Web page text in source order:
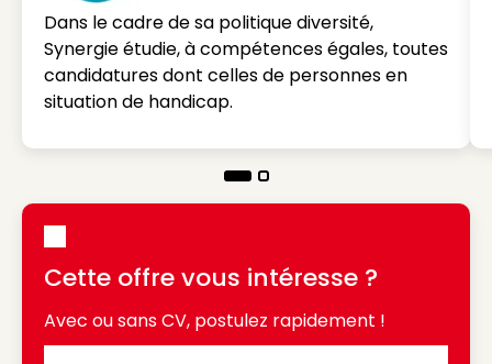
Dans le cadre de sa politique diversité,
Synergie étudie, à compétences égales, toutes
candidatures dont celles de personnes en
situation de handicap.
Cette offre vous intéresse ?
Avec ou sans CV, postulez rapidement !